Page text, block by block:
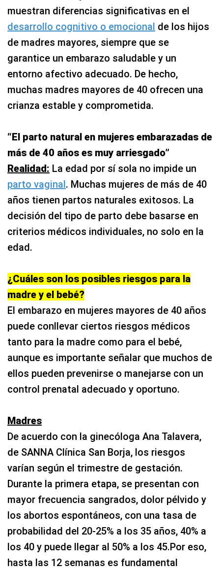
muestran diferencias significativas en el
desarrollo cognitivo o emocional de los hijos
de madres mayores, siempre que se
garantice un embarazo saludable y un
entorno afectivo adecuado. De hecho,
muchas madres mayores de 40 ofrecen una
crianza estable y comprometida.
“El parto natural en mujeres embarazadas de
más de 40 años es muy arriesgado”
Realidad: La edad por sí sola no impide un
parto vaginal. Muchas mujeres de más de 40
años tienen partos naturales exitosos. La
decisión del tipo de parto debe basarse en
criterios médicos individuales, no solo en la
edad.
¿Cuáles son los posibles riesgos para la
madre y el bebé?
El embarazo en mujeres mayores de 40 años
puede conllevar ciertos riesgos médicos
tanto para la madre como para el bebé,
aunque es importante señalar que muchos de
ellos pueden prevenirse o manejarse con un
control prenatal adecuado y oportuno.
Madres
De acuerdo con la ginecóloga Ana Talavera,
de SANNA Clínica San Borja, los riesgos
varían según el trimestre de gestación.
Durante la primera etapa, se presentan con
mayor frecuencia sangrados, dolor pélvido y
los abortos espontáneos, con una tasa de
probabilidad del 20-25% a los 35 años, 40% a
los 40 y puede llegar al 50% a los 45.Por eso,
hasta las 12 semanas es fundamental